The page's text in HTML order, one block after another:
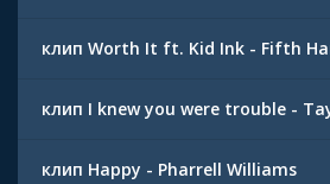
клип Worth It ft. Kid Ink - Fifth
клип I knew you were trouble -
клип Happy - Pharrell Williams